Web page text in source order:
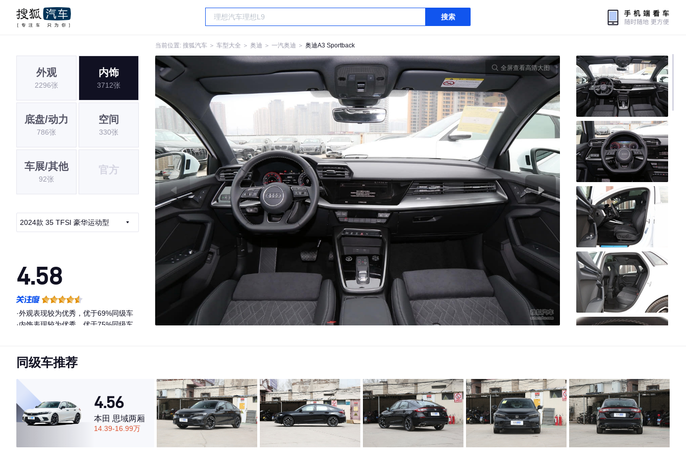
搜索
当前位置: 搜狐汽车 ＞ 车型大全 ＞ 奥迪 ＞ 一汽奥迪 ＞ 奥迪A3 Sportback
外观
2296张
内饰
3712张
底盘/动力
786张
空间
330张
车展/其他
92张
官方
2024款 35 TFSI 豪华运动型
4.58
·外观表现较为优秀，优于69%同级车
·内饰表现较为优秀，优于75%同级车
全屏查看高清大图
同级车推荐
4.56
本田 思域两厢
14.39-16.99万